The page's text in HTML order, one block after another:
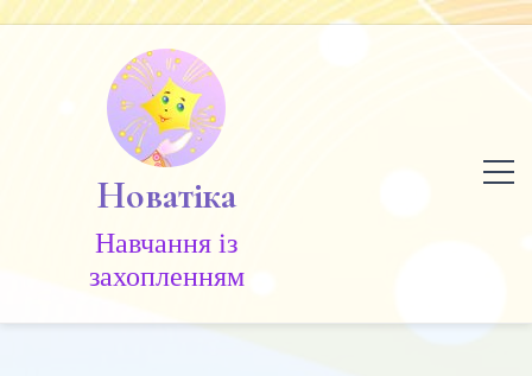
Skip
Новатіка
Навчання із
захопленням